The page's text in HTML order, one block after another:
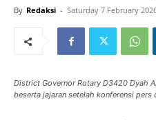
By Redaksi - Saturday 7 February
District Governor Rotary D3420 Dyah
beserta jajaran setelah konferensi